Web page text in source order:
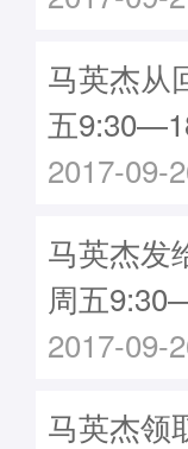
马英杰从
五
2017-09-
马英杰发
周五
2017-09-
马英杰领